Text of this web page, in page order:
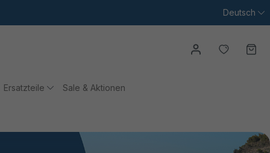
Deutsch
Du
Ersatzteile Sale & Aktionen